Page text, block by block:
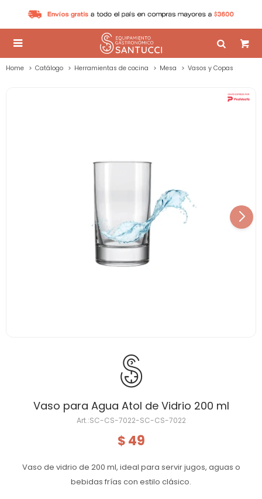

Home Catálogo Herramientas de cocina Mesa Vasos y Copas
Vaso para Agua Atol de Vidrio 200 ml
SC-CS-7022-SC-CS-7022
$ 49
Vaso de vidrio de 200 ml, ideal para servir jugos, aguas o
bebidas frías con estilo clásico.